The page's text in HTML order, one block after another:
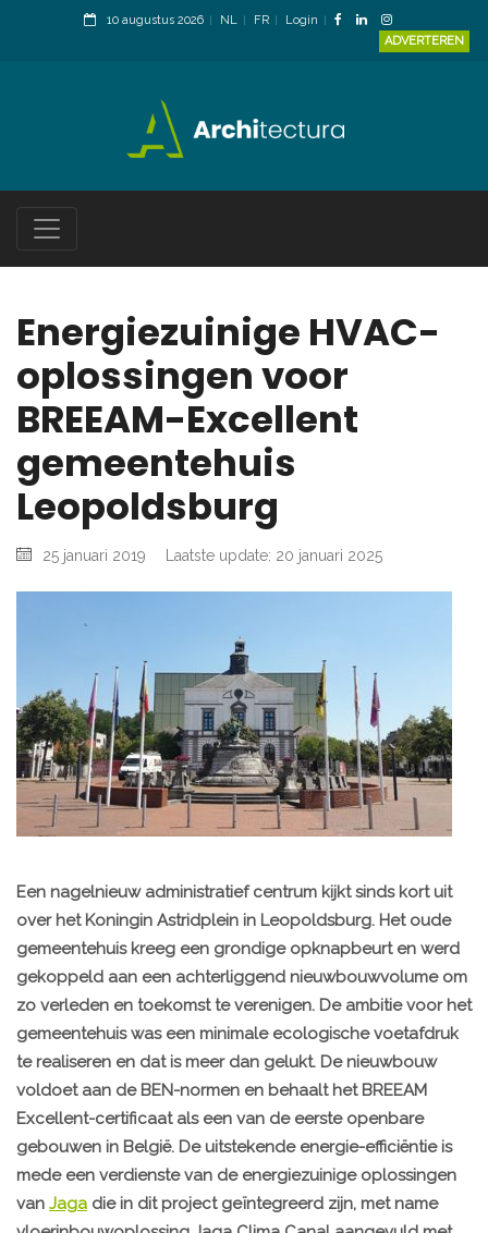
10 augustus 2026 NL FR
Login
ADVERTEREN
Energiezuinige HVAC-
oplossingen voor
BREEAM-Excellent
gemeentehuis
Leopoldsburg
25 januari 2019 Laatste update: 20 januari 2025
Een nagelnieuw administratief centrum kijkt sinds kort uit
over het Koningin Astridplein in Leopoldsburg. Het oude
gemeentehuis kreeg een grondige opknapbeurt en werd
gekoppeld aan een achterliggend nieuwbouwvolume om
zo verleden en toekomst te verenigen. De ambitie voor het
gemeentehuis was een minimale ecologische voetafdruk
te realiseren en dat is meer dan gelukt. De nieuwbouw
voldoet aan de BEN-normen en behaalt het BREEAM
Excellent-certificaat als een van de eerste openbare
gebouwen in België. De uitstekende energie-efficiëntie is
mede een verdienste van de energiezuinige oplossingen
van Jaga die in dit project geïntegreerd zijn, met name